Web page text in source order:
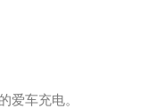
爱车充电。